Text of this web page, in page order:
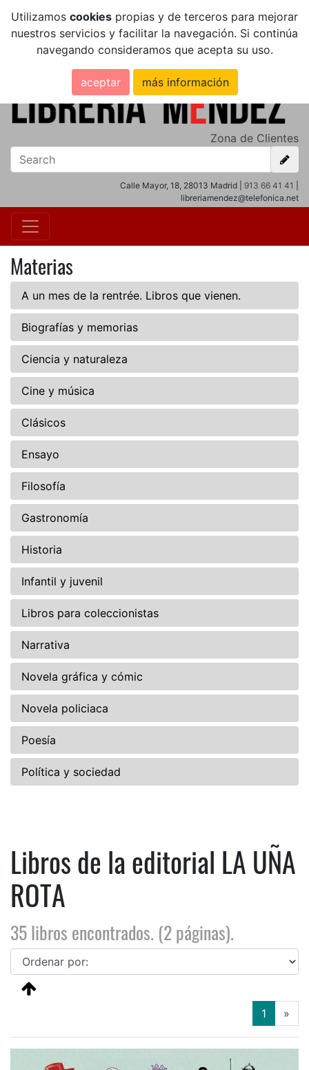
Utilizamos cookies propias y de terceros para mejorar
nuestros servicios y facilitar la navegación. Si continúa
navegando consideramos que acepta su uso.
aceptar más información
Zona de Clientes
Calle Mayor, 18, 28013 Madrid | 913 66 41 41
libreriamendez@telefonica.net
Materias
A un mes de la rentrée. Libros que vienen.
Biografías y memorias
Ciencia y naturaleza
Cine y música
Clásicos
Ensayo
Filosofía
Gastronomía
Historia
Infantil y juvenil
Libros para coleccionistas
Narrativa
Novela gráfica y cómic
Novela policiaca
Poesía
Política y sociedad
Libros de la editorial LA UÑA
ROTA
35 libros encontrados. (2 páginas).
1 »